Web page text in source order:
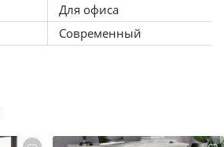
Для офиса
Современный